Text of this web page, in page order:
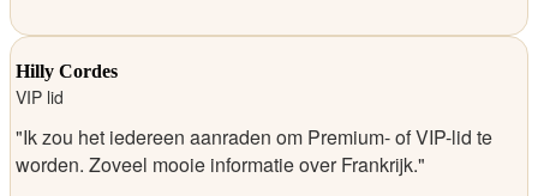
Hilly Cordes
VIP lid
"Ik zou het iedereen aanraden om Premium- of VIP-lid te
worden. Zoveel mooie informatie over Frankrijk."